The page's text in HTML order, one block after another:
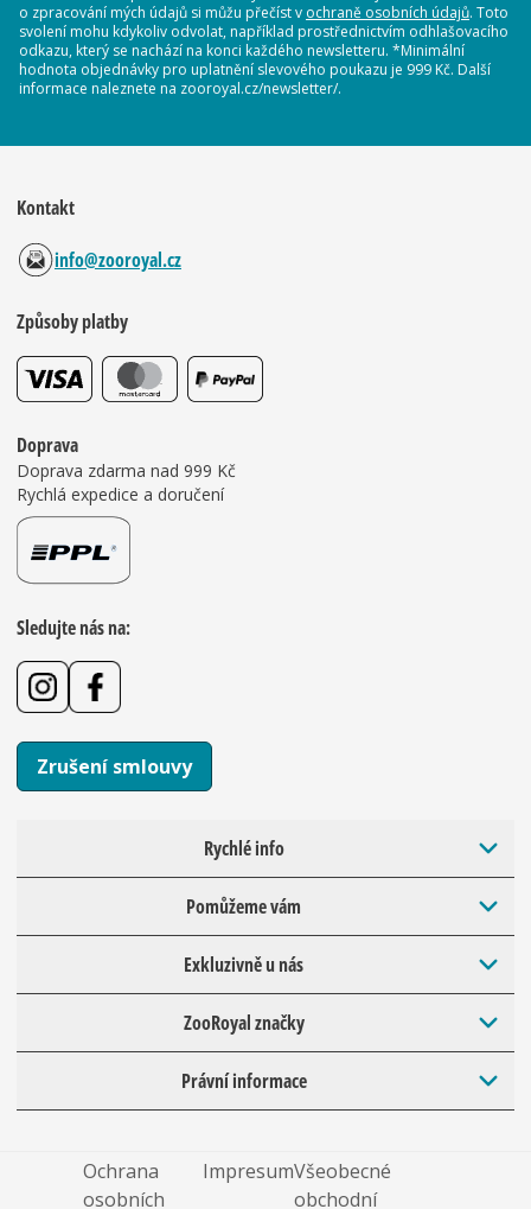
o zpracování mých údajů si můžu přečíst v ochraně osobních údajů. Toto
svolení mohu kdykoliv odvolat, například prostřednictvím odhlašovacího
odkazu, který se nachází na konci každého newsletteru. *Minimální
hodnota objednávky pro uplatnění slevového poukazu je 999 Kč. Další
informace naleznete na zooroyal.cz/newsletter/.
Kontakt
info@zooroyal.cz
Způsoby platby
Doprava
Doprava zdarma nad 999 Kč
Rychlá expedice a doručení
Sledujte nás na:
Zrušení smlouvy
Rychlé info
Pomůžeme vám
Exkluzivně u nás
ZooRoyal značky
Právní informace
Ochrana
osobních
ImpresumVšeobecné
obchodní